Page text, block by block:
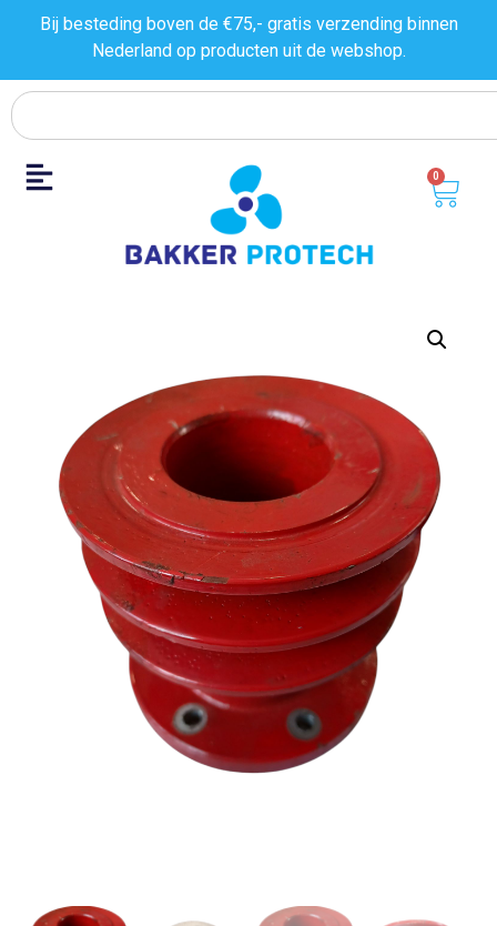
Bij besteding boven de €75,- gratis verzending binnen
Nederland op producten uit de webshop.
0